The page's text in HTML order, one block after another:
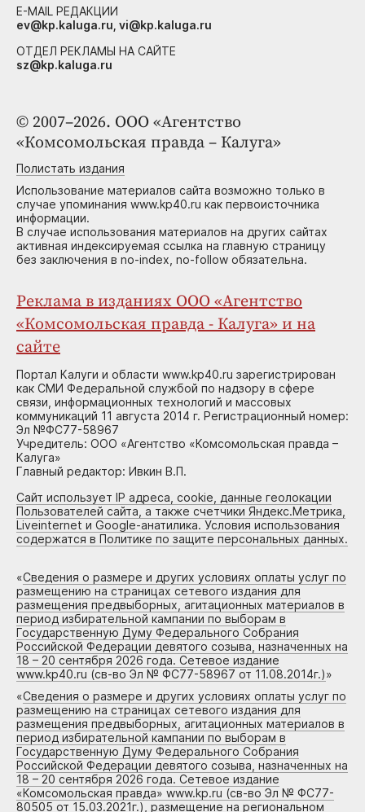
© 2007–2026. ООО «Агентство
«Комсомольская правда – Калуга»
Полистать издания
Использование материалов сайта возможно только в
случае упоминания www.kp40.ru как первоисточника
информации.
В случае использования материалов на других сайтах
активная индексируемая ссылка на главную страницу
без заключения в no-index, no-follow обязательна.
Реклама в изданиях ООО «Агентство
«Комсомольская правда - Калуга» и на
сайте
Портал Калуги и области www.kp40.ru зарегистрирован
как СМИ Федеральной службой по надзору в сфере
связи, информационных технологий и массовых
коммуникаций 11 августа 2014 г. Регистрационный номер:
Эл №ФС77-58967
Учредитель: ООО «Агентство «Комсомольская правда –
Калуга»
Главный редактор: Ивкин В.П.
Сайт использует IP адреса, cookie, данные геолокации
Пользователей сайта, а также счетчики Яндекс.Метрика,
Liveinternet и Google-анатилика. Условия использования
содержатся в Политике по защите персональных данных.
«Сведения о размере и других условиях оплаты услуг по
размещению на страницах сетевого издания для
размещения предвыборных, агитационных материалов в
период избирательной кампании по выборам в
Государственную Думу Федерального Собрания
Российской Федерации девятого созыва, назначенных на
18 – 20 сентября 2026 года. Сетевое издание
www.kp40.ru (св-во Эл № ФС77-58967 от 11.08.2014г.)»
«Сведения о размере и других условиях оплаты услуг по
размещению на страницах сетевого издания для
размещения предвыборных, агитационных материалов в
период избирательной кампании по выборам в
Государственную Думу Федерального Собрания
Российской Федерации девятого созыва, назначенных на
18 – 20 сентября 2026 года. Сетевое издание
«Комсомольская правда» www.kp.ru (св-во Эл № ФС77-
80505 от 15.03.2021г.), размещение на региональном
E-MAIL РЕДАКЦИИ
ev@kp.kaluga.ru, vi@kp.kaluga.ru
ОТДЕЛ РЕКЛАМЫ НА САЙТЕ
sz@kp.kaluga.ru